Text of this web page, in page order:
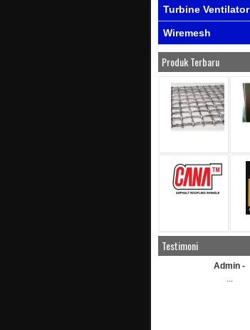
Turbine Ventilator
Wiremesh
Produk Terbaru
Testimoni
Admin -
...